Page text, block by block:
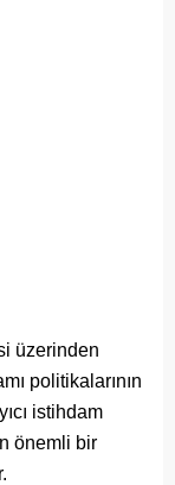
üzerinden
politikalarının
istihdam
önemli bir